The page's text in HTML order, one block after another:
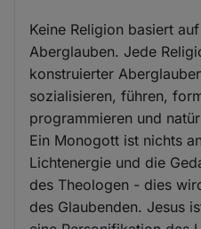
Keine Religion basiert
Aberglauben. Jede
konstruierter
sozialisieren, führen,
programmieren und
Ein Monogott ist nichts
Lichtenergie und die
des Theologen - dies
des Glaubenden. Jesus